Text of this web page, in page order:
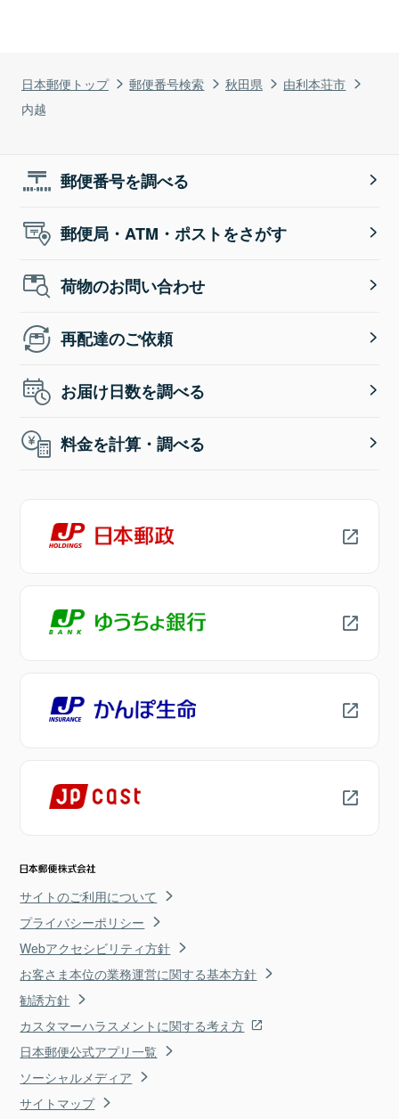
日本郵便トップ 郵便番号検索 秋田県
由利本荘市
内越
郵便番号を調べる
郵便局・ATM・ポストをさがす
荷物のお問い合わせ
再配達のご依頼
お届け日数を調べる
料金を計算・調べる
サイトのご利用について
プライバシーポリシー
Webアクセシビリティ方針
お客さま本位の業務運営に関する基本方針
勧誘方針
カスタマーハラスメントに関する考え方
日本郵便公式アプリ一覧
ソーシャルメディア
サイトマップ